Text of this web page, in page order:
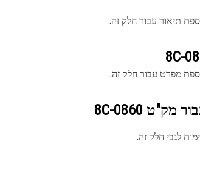
תיאור עבור חלק זה.
8C-
מפרט עבור חלק זה.
מק"ט 8C-0860
לגבי חלק זה.